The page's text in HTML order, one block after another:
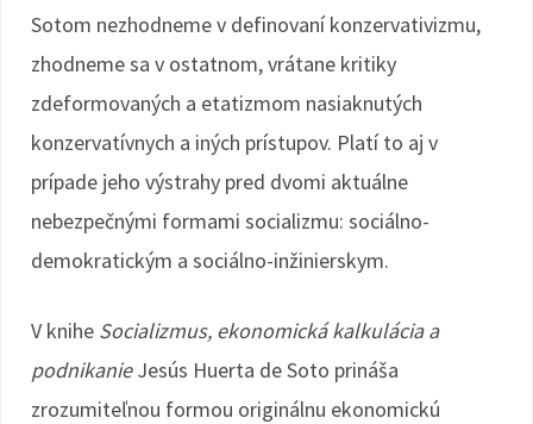
Sotom nezhodneme v definovaní konzervativizmu,
zhodneme sa v ostatnom, vrátane kritiky
zdeformovaných a etatizmom nasiaknutých
konzervatívnych a iných prístupov. Platí to aj v
prípade jeho výstrahy pred dvomi aktuálne
nebezpečnými formami socializmu: sociálno-
demokratickým a sociálno-inžinierskym.
V knihe Socializmus, ekonomická kalkulácia a
podnikanieJesús Huerta de Soto prináša
zrozumiteľnou formou originálnu ekonomickú